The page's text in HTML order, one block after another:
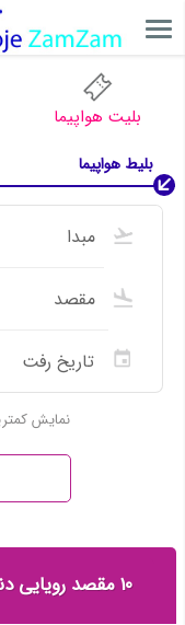
بلیت هواپیما
بلیط هواپیما
نمایش